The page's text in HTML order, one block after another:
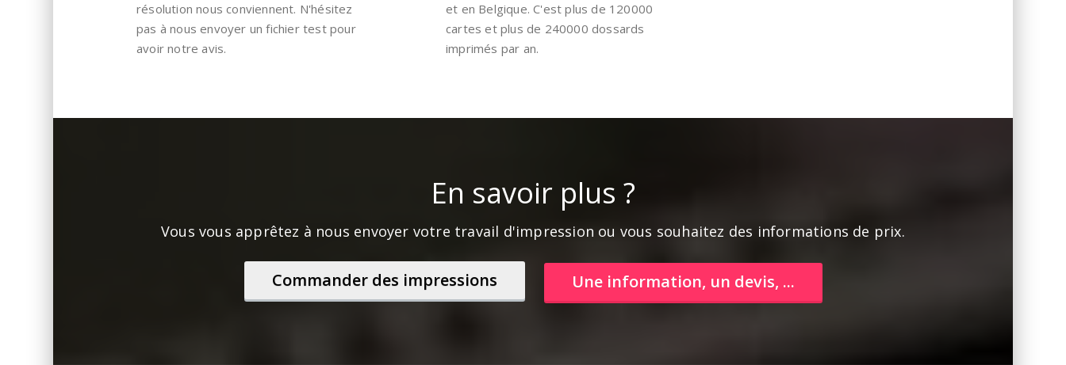
résolution nous conviennent. N'hésitez
pas à nous envoyer un fichier test pour
avoir notre avis.
et en Belgique. C'est plus de 120000
cartes et plus de 240000 dossards
imprimés par an.
En savoir plus ?
Vous vous apprêtez à nous envoyer votre travail d'impression ou vous souhaitez des informations de prix.
Commander des impressions Une information, un devis, ...